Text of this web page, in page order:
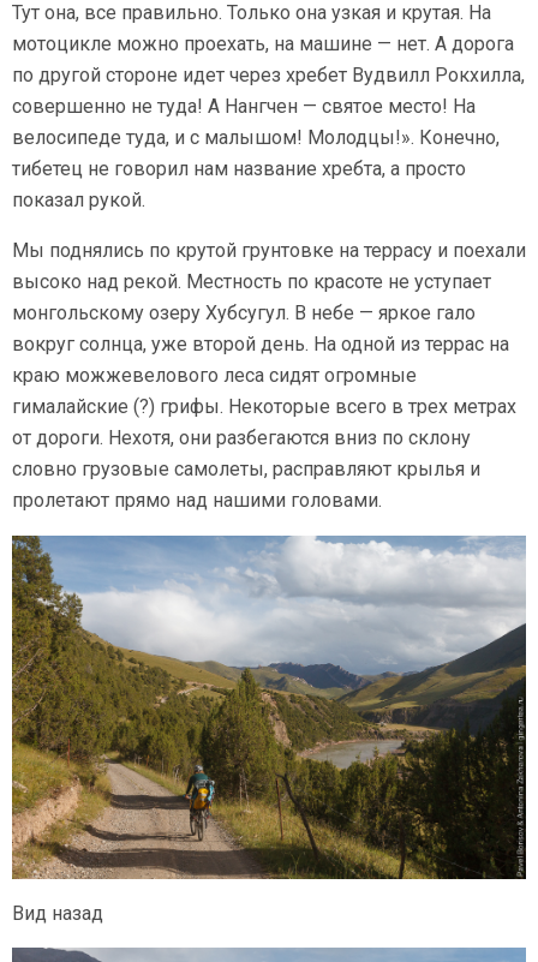
Тут она, все правильно. Только она узкая и крутая. На
мотоцикле можно проехать, на машине — нет. А дорога
по другой стороне идет через хребет Вудвилл Рокхилла,
совершенно не туда! А Нангчен — святое место! На
велосипеде туда, и с малышом! Молодцы!». Конечно,
тибетец не говорил нам название хребта, а просто
показал рукой.
Мы поднялись по крутой грунтовке на террасу и поехали
высоко над рекой. Местность по красоте не уступает
монгольскому озеру Хубсугул. В небе — яркое гало
вокруг солнца, уже второй день. На одной из террас на
краю можжевелового леса сидят огромные
гималайские (?) грифы. Некоторые всего в трех метрах
от дороги. Нехотя, они разбегаются вниз по склону
словно грузовые самолеты, расправляют крылья и
пролетают прямо над нашими головами.
Вид назад